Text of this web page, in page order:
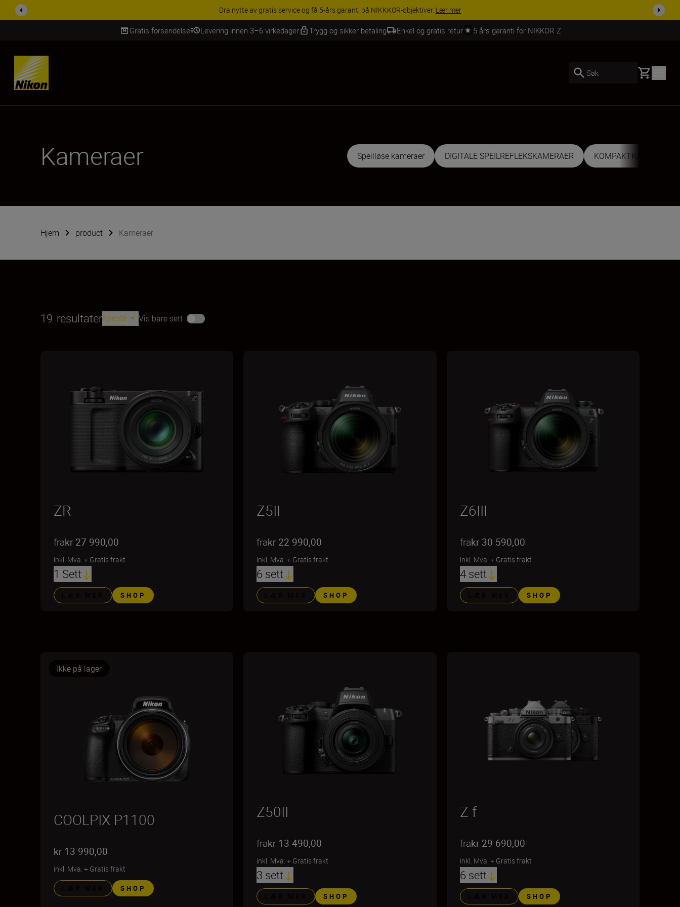
ACCESSORY SAVINGS | Få 15 % rabatt på utvalgt tilbehør, gjør fotoutstyret komplett i dag.
Gratis forsendelse Levering innen 3–6 virkedager Trygg og sikker betaling Enkel og gratis retur 5 års garanti for NIKKOR Z
Skip Content
Søk Basket
Kameraer Speilløse kameraer DIGITALE SPEILREFLEKSKAMERAER KOMPAKTKAMERAER
Hjem product Kameraer
19 resultaterNyeste Vis bare sett
ZR
frakr 27 990,00
inkl. Mva. + Gratis frakt
1 Sett
SHOP
Z5II
frakr 22 990,00
inkl. Mva. + Gratis frakt
6 sett
SHOP
Z6III
frakr 30 590,00
inkl. Mva. + Gratis frakt
4 sett
SHOP
Ikke på lager
COOLPIX P1100
kr 13 990,00
inkl. Mva. + Gratis frakt
SHOP
Z50II
frakr 13 490,00
inkl. Mva. + Gratis frakt
3 sett
SHOP
Z f
frakr 29 690,00
inkl. Mva. + Gratis frakt
6 sett
SHOP